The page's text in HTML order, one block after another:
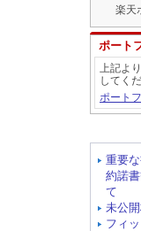
楽天
ポート
上記よ
してく
ポート
重要
約諾
て
未公
フィ